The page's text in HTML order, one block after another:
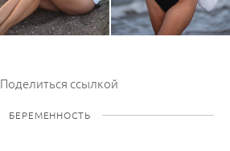
Поделиться ссылкой
БЕРЕМЕННОСТЬ